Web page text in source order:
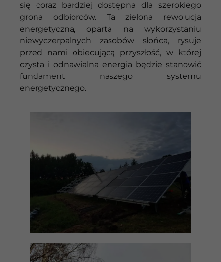
się coraz bardziej dostępna dla szerokiego
grona odbiorców. Ta zielona rewolucja
energetyczna, oparta na wykorzystaniu
niewyczerpalnych zasobów słońca, rysuje
przed nami obiecującą przyszłość, w której
czysta i odnawialna energia będzie stanowić
fundament naszego systemu
energetycznego.